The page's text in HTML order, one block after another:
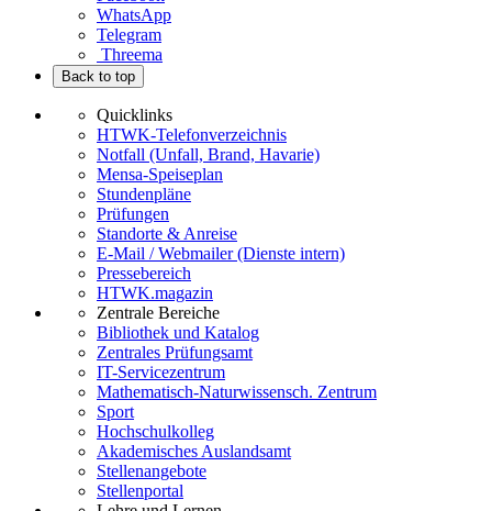
WhatsApp
Telegram
Threema
Back to top
Quicklinks
HTWK-Telefonverzeichnis
Notfall (Unfall, Brand, Havarie)
Mensa-Speiseplan
Stundenpläne
Prüfungen
Standorte & Anreise
E-Mail / Webmailer (Dienste intern)
Pressebereich
HTWK.magazin
Zentrale Bereiche
Bibliothek und Katalog
Zentrales Prüfungsamt
IT-Servicezentrum
Mathematisch-Naturwissensch. Zentrum
Sport
Hochschulkolleg
Akademisches Auslandsamt
Stellenangebote
Stellenportal